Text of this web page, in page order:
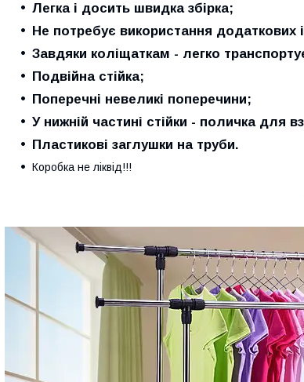
Легка і досить швидка збірка;
Не потребує використання додаткових
Завдяки коліщаткам - легко
Подвійна стійка;
Поперечні невеликі поперечини;
У нижній частині стійки - поличка для
Пластикові заглушки на труби.
Коробка не ліквід!!!